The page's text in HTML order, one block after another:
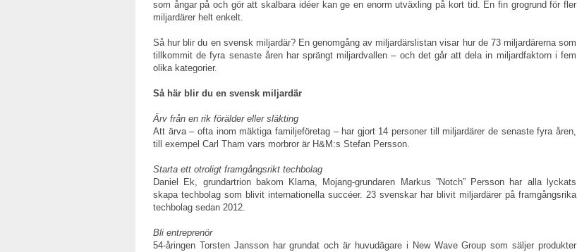
som ångar på och gör att skalbara idéer kan ge en enorm utväxling på kort tid. En fin grogrund för fler
miljardärer helt enkelt.
Så hur blir du en svensk miljardär? En genomgång av miljardärslistan visar hur de 73 miljardärerna som
tillkommit de fyra senaste åren har sprängt miljardvallen – och det går att dela in miljardfaktorn i fem
olika kategorier.
Så här blir du en svensk miljardär
Ärv från en rik förälder eller släkting
Att ärva – ofta inom mäktiga familjeföretag – har gjort 14 personer till miljardärer de senaste fyra åren,
till exempel Carl Tham vars morbror är H&M:s Stefan Persson.
Starta ett otroligt framgångsrikt techbolag
Daniel Ek, grundartrion bakom Klarna, Mojang-grundaren Markus ”Notch” Persson har alla lyckats
skapa techbolag som blivit internationella succéer. 23 svenskar har blivit miljardärer på framgångsrika
techbolag sedan 2012.
Bli entreprenör
54-åringen Torsten Jansson har grundat och är huvudägare i New Wave Group som säljer produkter